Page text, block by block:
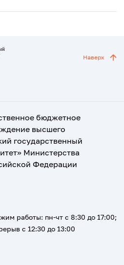
Наверх
бюджетное
высшего
государственный
Министерства
Федерации
работы: пн-чт с 8:30 до 17:00;
с 12:30 до 13:00